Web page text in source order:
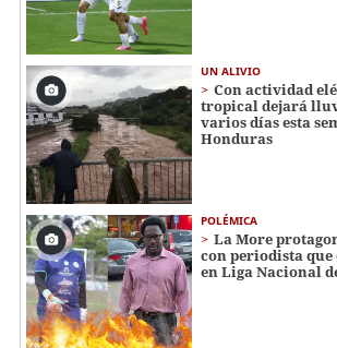
UN ALIVIO
Con actividad
tropical dejará
varios días esta
Honduras
POLÉMICA
La More
con periodista
en Liga Nacional